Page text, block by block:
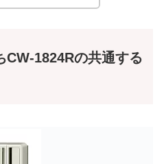
CW-1824Rの共通する